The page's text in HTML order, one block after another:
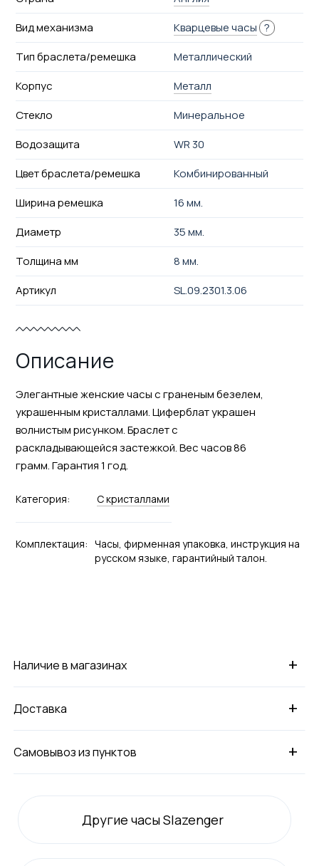
Вид механизма
Кварцевые часы ?
Тип браслета/ремешка
Металлический
Корпус
Металл
Стекло
Минеральное
Водозащита
WR 30
Цвет браслета/ремешка
Комбинированный
Ширина ремешка
16 мм.
Диаметр
35 мм.
Толщина мм
8 мм.
Артикул
SL.09.2301.3.06
Описание
Элегантные женские часы с граненым безелем,
украшенным кристаллами. Циферблат украшен
волнистым рисунком. Браслет с
раскладывающейся застежкой. Вес часов 86
грамм. Гарантия 1 год.
Категория: С кристаллами
Комплектация: Часы, фирменная упаковка, инструкция на
русском языке, гарантийный талон.
+
Наличие в магазинах
+
Доставка
+
Самовывоз из пунктов
Другие часы Slazenger